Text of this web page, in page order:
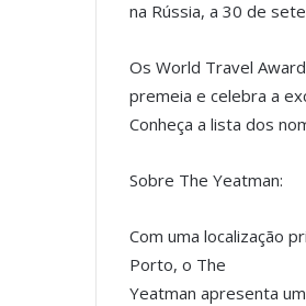
na Rússia, a 30 de
Os World Travel
premeia e celebra a
Conheça a lista dos
Sobre The Yeatman:
Com uma localização
Porto, o The
Yeatman apresenta